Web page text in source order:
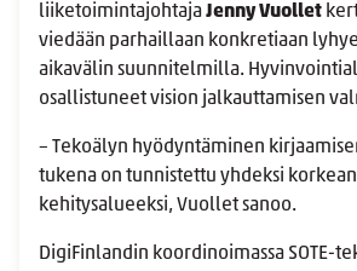
liiketoimintajohtajaJenny Vuollet
viedään parhaillaan konkretiaan
aikavälin suunnitelmilla.
osallistuneet vision jalkauttamisen
– Tekoälyn hyödyntäminen
tukena on tunnistettu yhdeksi
kehitysalueeksi, Vuollet sanoo.
DigiFinlandin koordinoimassa SOTE-